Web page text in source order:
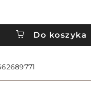
Do koszyka